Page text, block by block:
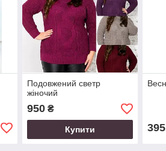
Подовжений светр
жіночий
950₴
Купити 395